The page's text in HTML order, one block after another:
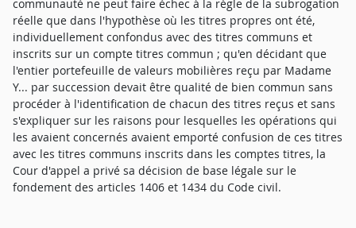
communauté ne peut faire échec à la règle de la subrogation
réelle que dans l'hypothèse où les titres propres ont été,
individuellement confondus avec des titres communs et
inscrits sur un compte titres commun ; qu'en décidant que
l'entier portefeuille de valeurs mobilières reçu par Madame
Y... par succession devait être qualité de bien commun sans
procéder à l'identification de chacun des titres reçus et sans
s'expliquer sur les raisons pour lesquelles les opérations qui
les avaient concernés avaient emporté confusion de ces titres
avec les titres communs inscrits dans les comptes titres, la
Cour d'appel a privé sa décision de base légale sur le
fondement des articles 1406 et 1434 du Code civil.